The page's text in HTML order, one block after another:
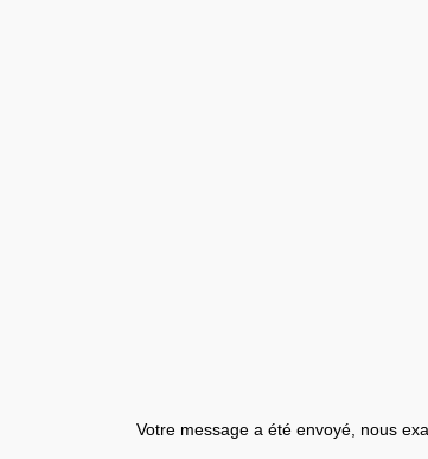
Votre message a été envoyé, nous